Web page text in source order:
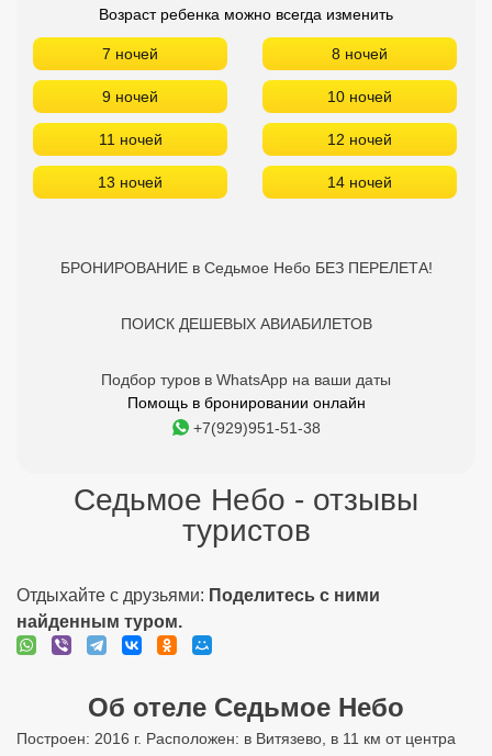
Возраст ребенка можно всегда изменить
7 ночей 8 ночей
9 ночей 10 ночей
11 ночей 12 ночей
13 ночей 14 ночей
БРОНИРОВАНИЕ в Седьмое Небо БЕЗ ПЕРЕЛЕТА!
ПОИСК ДЕШЕВЫХ АВИАБИЛЕТОВ
Подбор туров в WhatsApp на ваши даты
Помощь в бронировании онлайн
+7(929)951-51-38
Седьмое Небо - отзывы
туристов
Отдыхайте с друзьями: Поделитесь с ними
найденным туром.
Об отеле Седьмое Небо
Построен: 2016 г. Расположен: в Витязево, в 11 км от центра